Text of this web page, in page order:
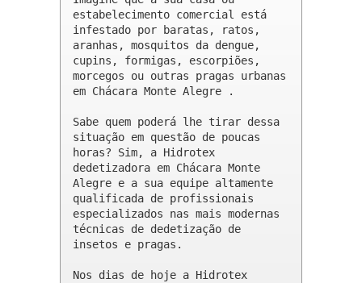
estabelecimento comercial está
infestado por baratas, ratos,
aranhas, mosquitos da dengue,
cupins, formigas, escorpiões,
morcegos ou outras pragas urbanas
em Chácara Monte Alegre .
Sabe quem poderá lhe tirar dessa
situação em questão de poucas
horas? Sim, a Hidrotex
dedetizadora em Chácara Monte
Alegre e a sua equipe altamente
qualificada de profissionais
especializados nas mais modernas
técnicas de dedetização de
insetos e pragas.
Nos dias de hoje a Hidrotex